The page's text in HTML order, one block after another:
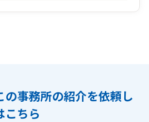
の事務所の紹介を依頼し
こちら